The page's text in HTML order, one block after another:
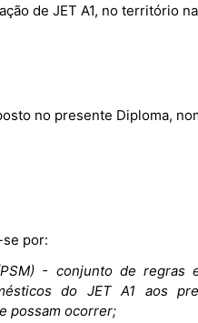
de JET A1, no território
no presente Diploma,
por:
- conjunto de regras
do JET A1 aos
possam ocorrer;